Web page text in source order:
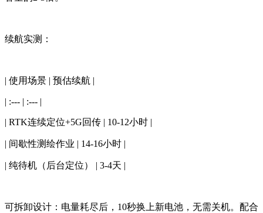
续航实测：
| 使用场景 | 预估续航 |
| :--- | :--- |
| RTK连续定位+5G回传 | 10-12小时 |
| 间歇性测绘作业 | 14-16小时 |
| 纯待机（后台定位） | 3-4天 |
可拆卸设计：电量耗尽后，10秒换上新电池，无需关机。配合